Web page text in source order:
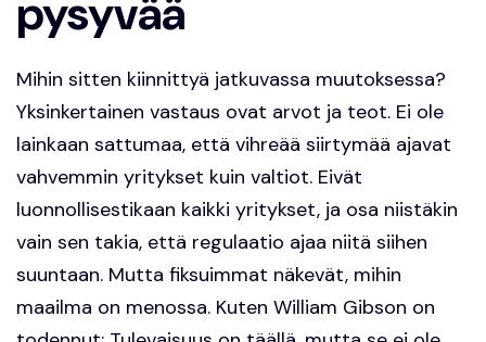
pysyvää
Mihin sitten kiinnittyä jatkuvassa muutoksessa?
Yksinkertainen vastaus ovat arvot ja teot. Ei ole
lainkaan sattumaa, että vihreää siirtymää ajavat
vahvemmin yritykset kuin valtiot. Eivät
luonnollisestikaan kaikki yritykset, ja osa niistäkin
vain sen takia, että regulaatio ajaa niitä siihen
suuntaan. Mutta fiksuimmat näkevät, mihin
maailma on menossa. Kuten William Gibson on